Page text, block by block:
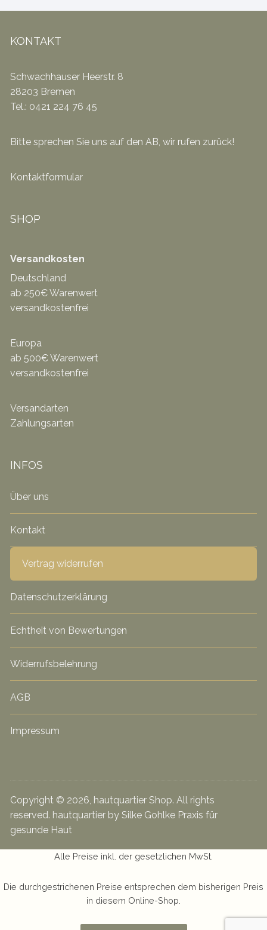
KONTAKT
Schwachhauser Heerstr. 8
28203 Bremen
Tel.: 0421 224 76 45
Bitte sprechen Sie uns auf den AB, wir rufen zurück!
Kontaktformular
SHOP
Versandkosten
Deutschland
ab 250€ Warenwert
versandkostenfrei
Europa
ab 500€ Warenwert
versandkostenfrei
Versandarten
Zahlungsarten
INFOS
Über uns
Kontakt
Vertrag widerrufen
Datenschutzerklärung
Echtheit von Bewertungen
Widerrufsbelehrung
AGB
Impressum
Copyright © 2026, hautquartier Shop. All rights
reserved. hautquartier by Silke Gohlke Praxis für
gesunde Haut
Alle Preise inkl. der gesetzlichen MwSt.
Die durchgestrichenen Preise entsprechen dem bisherigen Preis
in diesem Online-Shop.